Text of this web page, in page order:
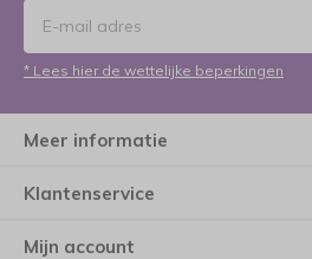
* Lees hier de wettelijke beperkingen
Meer informatie
Klantenservice
Mijn account